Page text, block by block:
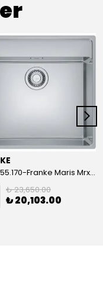
127.0655.170-Franke Maris Mrx 210-50 Tek Gözlu Çelik Eviye
₺ 23,650.00
₺ 20,103.00